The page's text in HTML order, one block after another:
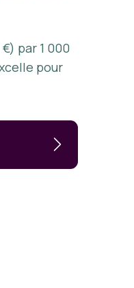
par 1 000
pour